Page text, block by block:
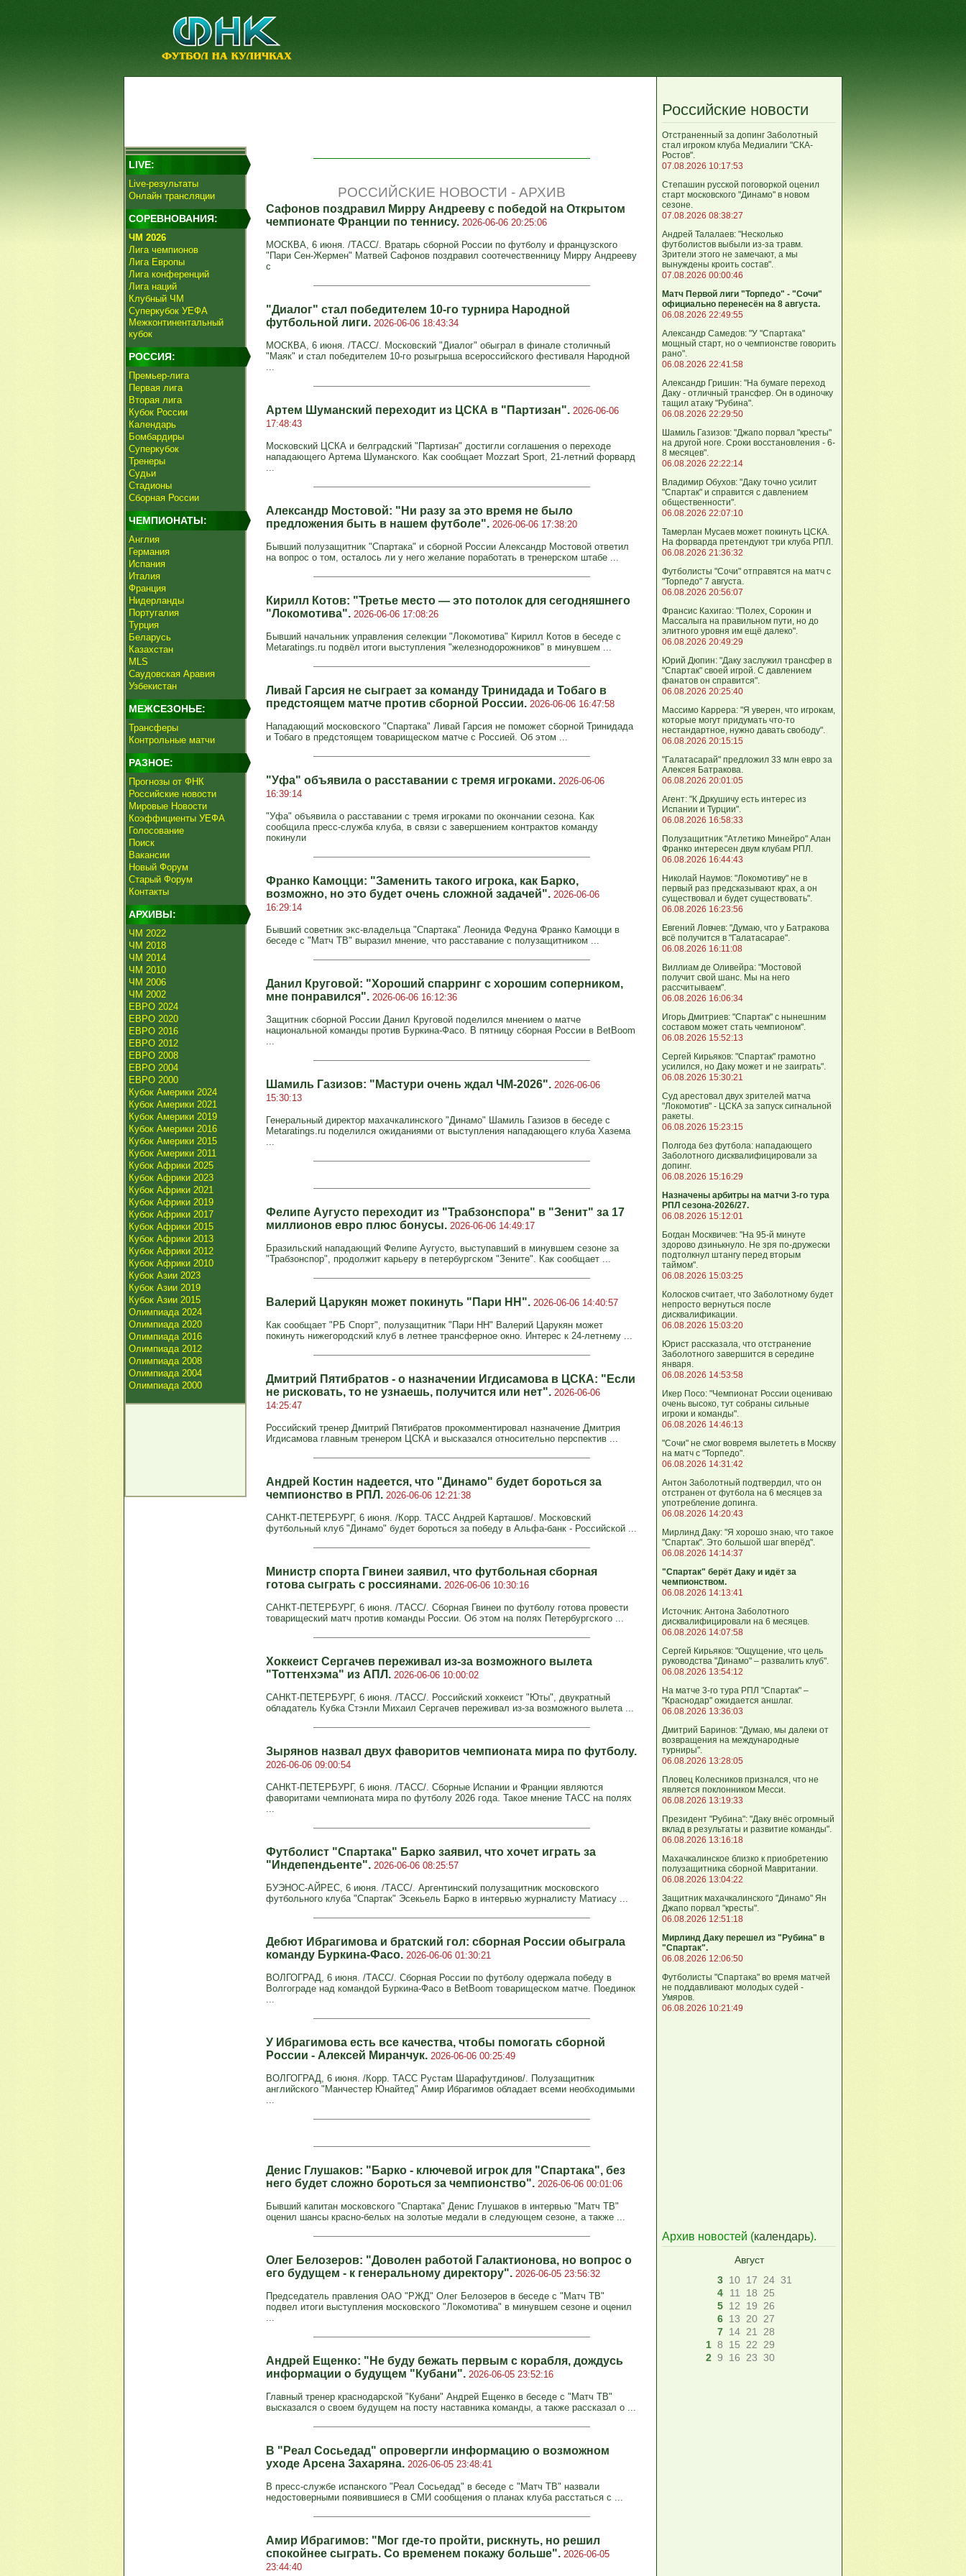
LIVE:
Live-результаты
Онлайн трансляции
СОРЕВНОВАНИЯ:
ЧМ 2026
Лига чемпионов
Лига Европы
Лига конференций
Лига наций
Клубный ЧМ
Суперкубок УЕФА
Межконтинентальный
кубок
РОССИЯ:
Премьер-лига
Первая лига
Вторая лига
Кубок России
Календарь
Бомбардиры
Суперкубок
Тренеры
Судьи
Стадионы
Сборная России
ЧЕМПИОНАТЫ:
Англия
Германия
Испания
Италия
Франция
Нидерланды
Португалия
Турция
Беларусь
Казахстан
MLS
Саудовская Аравия
Узбекистан
МЕЖСЕЗОНЬЕ:
Трансферы
Контрольные матчи
РАЗНОЕ:
Прогнозы от ФНК
Российские новости
Мировые Новости
Коэффициенты УЕФА
Голосование
Поиск
Вакансии
Новый Форум
Старый Форум
Контакты
АРХИВЫ:
ЧМ 2022
ЧМ 2018
ЧМ 2014
ЧМ 2010
ЧМ 2006
ЧМ 2002
ЕВРО 2024
ЕВРО 2020
ЕВРО 2016
ЕВРО 2012
ЕВРО 2008
ЕВРО 2004
ЕВРО 2000
Кубок Америки 2024
Кубок Америки 2021
Кубок Америки 2019
Кубок Америки 2016
Кубок Америки 2015
Кубок Америки 2011
Кубок Африки 2025
Кубок Африки 2023
Кубок Африки 2021
Кубок Африки 2019
Кубок Африки 2017
Кубок Африки 2015
Кубок Африки 2013
Кубок Африки 2012
Кубок Африки 2010
Кубок Азии 2023
Кубок Азии 2019
Кубок Азии 2015
Олимпиада 2024
Олимпиада 2020
Олимпиада 2016
Олимпиада 2012
Олимпиада 2008
Олимпиада 2004
Олимпиада 2000
РОССИЙСКИЕ НОВОСТИ - АРХИВ
Сафонов поздравил Мирру Андрееву с победой на Открытом
чемпионате Франции по теннису. 2026-06-06 20:25:06
МОСКВА, 6 июня. /ТАСС/. Вратарь сборной России по футболу и французского
"Пари Сен-Жермен" Матвей Сафонов поздравил соотечественницу Мирру Андрееву
с
"Диалог" стал победителем 10-го турнира Народной
футбольной лиги. 2026-06-06 18:43:34
МОСКВА, 6 июня. /ТАСС/. Московский "Диалог" обыграл в финале столичный
"Маяк" и стал победителем 10-го розыгрыша всероссийского фестиваля Народной
...
Артем Шуманский переходит из ЦСКА в "Партизан". 2026-06-06
17:48:43
Московский ЦСКА и белградский "Партизан" достигли соглашения о переходе
нападающего Артема Шуманского. Как сообщает Mozzart Sport, 21-летний форвард
...
Александр Мостовой: "Ни разу за это время не было
предложения быть в нашем футболе". 2026-06-06 17:38:20
Бывший полузащитник "Спартака" и сборной России Александр Мостовой ответил
на вопрос о том, осталось ли у него желание поработать в тренерском штабе ...
Кирилл Котов: "Третье место — это потолок для сегодняшнего
"Локомотива". 2026-06-06 17:08:26
Бывший начальник управления селекции "Локомотива" Кирилл Котов в беседе с
Metaratings.ru подвёл итоги выступления "железнодорожников" в минувшем ...
Ливай Гарсия не сыграет за команду Тринидада и Тобаго в
предстоящем матче против сборной России. 2026-06-06 16:47:58
Нападающий московского "Спартака" Ливай Гарсия не поможет сборной Тринидада
и Тобаго в предстоящем товарищеском матче с Россией. Об этом ...
"Уфа" объявила о расставании с тремя игроками. 2026-06-06
16:39:14
"Уфа" объявила о расставании с тремя игроками по окончании сезона. Как
сообщила пресс-служба клуба, в связи с завершением контрактов команду
покинули
Франко Камоцци: "Заменить такого игрока, как Барко,
возможно, но это будет очень сложной задачей". 2026-06-06
16:29:14
Бывший советник экс-владельца "Спартака" Леонида Федуна Франко Камоцци в
беседе с "Матч ТВ" выразил мнение, что расставание с полузащитником ...
Данил Круговой: "Хороший спарринг с хорошим соперником,
мне понравился". 2026-06-06 16:12:36
Защитник сборной России Данил Круговой поделился мнением о матче
национальной команды против Буркина-Фасо. В пятницу сборная России в BetBoom
...
Шамиль Газизов: "Мастури очень ждал ЧМ-2026". 2026-06-06
15:30:13
Генеральный директор махачкалинского "Динамо" Шамиль Газизов в беседе с
Metaratings.ru поделился ожиданиями от выступления нападающего клуба Хазема
...
Фелипе Аугусто переходит из "Трабзонспора" в "Зенит" за 17
миллионов евро плюс бонусы. 2026-06-06 14:49:17
Бразильский нападающий Фелипе Аугусто, выступавший в минувшем сезоне за
"Трабзонспор", продолжит карьеру в петербургском "Зените". Как сообщает ...
Валерий Царукян может покинуть "Пари НН". 2026-06-06 14:40:57
Как сообщает "РБ Спорт", полузащитник "Пари НН" Валерий Царукян может
покинуть нижегородский клуб в летнее трансферное окно. Интерес к 24-летнему ...
Дмитрий Пятибратов - о назначении Игдисамова в ЦСКА: "Если
не рисковать, то не узнаешь, получится или нет". 2026-06-06
14:25:47
Российский тренер Дмитрий Пятибратов прокомментировал назначение Дмитрия
Игдисамова главным тренером ЦСКА и высказался относительно перспектив ...
Андрей Костин надеется, что "Динамо" будет бороться за
чемпионство в РПЛ. 2026-06-06 12:21:38
САНКТ-ПЕТЕРБУРГ, 6 июня. /Корр. ТАСС Андрей Карташов/. Московский
футбольный клуб "Динамо" будет бороться за победу в Альфа-банк - Российской ...
Министр спорта Гвинеи заявил, что футбольная сборная
готова сыграть с россиянами. 2026-06-06 10:30:16
САНКТ-ПЕТЕРБУРГ, 6 июня. /ТАСС/. Сборная Гвинеи по футболу готова провести
товарищеский матч против команды России. Об этом на полях Петербургского ...
Хоккеист Сергачев переживал из-за возможного вылета
"Тоттенхэма" из АПЛ. 2026-06-06 10:00:02
САНКТ-ПЕТЕРБУРГ, 6 июня. /ТАСС/. Российский хоккеист "Юты", двукратный
обладатель Кубка Стэнли Михаил Сергачев переживал из-за возможного вылета ...
Зырянов назвал двух фаворитов чемпионата мира по футболу.
2026-06-06 09:00:54
САНКТ-ПЕТЕРБУРГ, 6 июня. /ТАСС/. Сборные Испании и Франции являются
фаворитами чемпионата мира по футболу 2026 года. Такое мнение ТАСС на полях
...
Футболист "Спартака" Барко заявил, что хочет играть за
"Индепендьенте". 2026-06-06 08:25:57
БУЭНОС-АЙРЕС, 6 июня. /ТАСС/. Аргентинский полузащитник московского
футбольного клуба "Спартак" Эсекьель Барко в интервью журналисту Матиасу ...
Дебют Ибрагимова и братский гол: сборная России обыграла
команду Буркина-Фасо. 2026-06-06 01:30:21
ВОЛГОГРАД, 6 июня. /ТАСС/. Сборная России по футболу одержала победу в
Волгограде над командой Буркина-Фасо в BetBoom товарищеском матче. Поединок
...
У Ибрагимова есть все качества, чтобы помогать сборной
России - Алексей Миранчук. 2026-06-06 00:25:49
ВОЛГОГРАД, 6 июня. /Корр. ТАСС Рустам Шарафутдинов/. Полузащитник
английского "Манчестер Юнайтед" Амир Ибрагимов обладает всеми необходимыми
...
Денис Глушаков: "Барко - ключевой игрок для "Спартака", без
него будет сложно бороться за чемпионство". 2026-06-06 00:01:06
Бывший капитан московского "Спартака" Денис Глушаков в интервью "Матч ТВ"
оценил шансы красно-белых на золотые медали в следующем сезоне, а также ...
Олег Белозеров: "Доволен работой Галактионова, но вопрос о
его будущем - к генеральному директору". 2026-06-05 23:56:32
Председатель правления ОАО "РЖД" Олег Белозеров в беседе с "Матч ТВ"
подвел итоги выступления московского "Локомотива" в минувшем сезоне и оценил
...
Андрей Ещенко: "Не буду бежать первым с корабля, дождусь
информации о будущем "Кубани". 2026-06-05 23:52:16
Главный тренер краснодарской "Кубани" Андрей Ещенко в беседе с "Матч ТВ"
высказался о своем будущем на посту наставника команды, а также рассказал о ...
В "Реал Сосьедад" опровергли информацию о возможном
уходе Арсена Захаряна. 2026-06-05 23:48:41
В пресс-службе испанского "Реал Сосьедад" в беседе с "Матч ТВ" назвали
недостоверными появившиеся в СМИ сообщения о планах клуба расстаться с ...
Амир Ибрагимов: "Мог где‑то пройти, рискнуть, но решил
спокойнее сыграть. Со временем покажу больше". 2026-06-05
23:44:40
Российские новости
Отстраненный за допинг Заболотный
стал игроком клуба Медиалиги "СКА-
Ростов".
07.08.2026 10:17:53
Степашин русской поговоркой оценил
старт московского "Динамо" в новом
сезоне.
07.08.2026 08:38:27
Андрей Талалаев: "Несколько
футболистов выбыли из-за травм.
Зрители этого не замечают, а мы
вынуждены кроить состав".
07.08.2026 00:00:46
Матч Первой лиги "Торпедо" - "Сочи"
официально перенесён на 8 августа.
06.08.2026 22:49:55
Александр Самедов: "У "Спартака"
мощный старт, но о чемпионстве говорить
рано".
06.08.2026 22:41:58
Александр Гришин: "На бумаге переход
Даку - отличный трансфер. Он в одиночку
тащил атаку "Рубина".
06.08.2026 22:29:50
Шамиль Газизов: "Джапо порвал "кресты"
на другой ноге. Сроки восстановления - 6-
8 месяцев".
06.08.2026 22:22:14
Владимир Обухов: "Даку точно усилит
"Спартак" и справится с давлением
общественности".
06.08.2026 22:07:10
Тамерлан Мусаев может покинуть ЦСКА.
На форварда претендуют три клуба РПЛ.
06.08.2026 21:36:32
Футболисты "Сочи" отправятся на матч с
"Торпедо" 7 августа.
06.08.2026 20:56:07
Франсис Кахигао: "Полех, Сорокин и
Массалыга на правильном пути, но до
элитного уровня им ещё далеко".
06.08.2026 20:49:29
Юрий Дюпин: "Даку заслужил трансфер в
"Спартак" своей игрой. С давлением
фанатов он справится".
06.08.2026 20:25:40
Массимо Каррера: "Я уверен, что игрокам,
которые могут придумать что-то
нестандартное, нужно давать свободу".
06.08.2026 20:15:15
"Галатасарай" предложил 33 млн евро за
Алексея Батракова.
06.08.2026 20:01:05
Агент: "К Дркушичу есть интерес из
Испании и Турции".
06.08.2026 16:58:33
Полузащитник "Атлетико Минейро" Алан
Франко интересен двум клубам РПЛ.
06.08.2026 16:44:43
Николай Наумов: "Локомотиву" не в
первый раз предсказывают крах, а он
существовал и будет существовать".
06.08.2026 16:23:56
Евгений Ловчев: "Думаю, что у Батракова
всё получится в "Галатасарае".
06.08.2026 16:11:08
Виллиам де Оливейра: "Мостовой
получит свой шанс. Мы на него
рассчитываем".
06.08.2026 16:06:34
Игорь Дмитриев: "Спартак" с нынешним
составом может стать чемпионом".
06.08.2026 15:52:13
Сергей Кирьяков: "Спартак" грамотно
усилился, но Даку может и не заиграть".
06.08.2026 15:30:21
Суд арестовал двух зрителей матча
"Локомотив" - ЦСКА за запуск сигнальной
ракеты.
06.08.2026 15:23:15
Полгода без футбола: нападающего
Заболотного дисквалифицировали за
допинг.
06.08.2026 15:16:29
Назначены арбитры на матчи 3-го тура
РПЛ сезона-2026/27.
06.08.2026 15:12:01
Богдан Москвичев: "На 95‑й минуте
здорово дзинькнуло. Не зря по‑дружески
подтолкнул штангу перед вторым
таймом".
06.08.2026 15:03:25
Колосков считает, что Заболотному будет
непросто вернуться после
дисквалификации.
06.08.2026 15:03:20
Юрист рассказала, что отстранение
Заболотного завершится в середине
января.
06.08.2026 14:53:58
Икер Посо: "Чемпионат России оцениваю
очень высоко, тут собраны сильные
игроки и команды".
06.08.2026 14:46:13
"Сочи" не смог вовремя вылететь в Москву
на матч с "Торпедо".
06.08.2026 14:31:42
Антон Заболотный подтвердил, что он
отстранен от футбола на 6 месяцев за
употребление допинга.
06.08.2026 14:20:43
Мирлинд Даку: "Я хорошо знаю, что такое
"Спартак". Это большой шаг вперёд".
06.08.2026 14:14:37
"Спартак" берёт Даку и идёт за
чемпионством.
06.08.2026 14:13:41
Источник: Антона Заболотного
дисквалифицировали на 6 месяцев.
06.08.2026 14:07:58
Сергей Кирьяков: "Ощущение, что цель
руководства "Динамо" – развалить клуб".
06.08.2026 13:54:12
На матче 3-го тура РПЛ "Спартак" –
"Краснодар" ожидается аншлаг.
06.08.2026 13:36:03
Дмитрий Баринов: "Думаю, мы далеки от
возвращения на международные
турниры".
06.08.2026 13:28:05
Пловец Колесников признался, что не
является поклонником Месси.
06.08.2026 13:19:33
Президент "Рубина": "Даку внёс огромный
вклад в результаты и развитие команды".
06.08.2026 13:16:18
Махачкалинское близко к приобретению
полузащитника сборной Мавритании.
06.08.2026 13:04:22
Защитник махачкалинского "Динамо" Ян
Джапо порвал "кресты".
06.08.2026 12:51:18
Мирлинд Даку перешел из "Рубина" в
"Спартак".
06.08.2026 12:06:50
Футболисты "Спартака" во время матчей
не поддавливают молодых судей -
Умяров.
06.08.2026 10:21:49
Архив новостей (календарь).
Август
3 10 17 24 31
4
11 18 25
5 12 19 26
6 13 20 27
7 14 21 28
1 8 15 22 29
2 9 16 23 30